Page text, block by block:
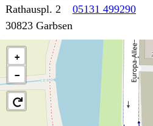
Rathauspl. 2
30823 Garbsen
05131 499290
+
−